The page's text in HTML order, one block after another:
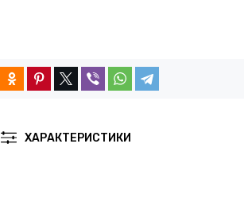
ХАРАКТЕРИСТИКИ